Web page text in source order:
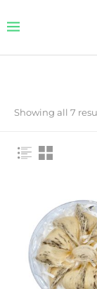
FILTER BY PRICE
Showing all 7